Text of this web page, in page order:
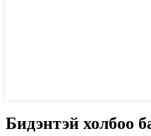
Бидэнтэй холбоо